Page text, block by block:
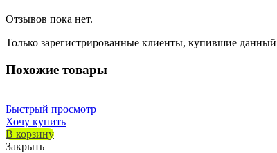
Отзывов пока нет.
Только зарегистрированные клиенты, купившие
Похожие товары
Быстрый просмотр
Хочу купить
В корзину
Закрыть